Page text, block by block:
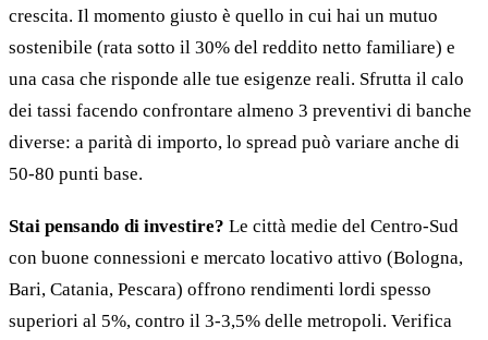
crescita. Il momento giusto è quello in cui hai un mutuo
sostenibile (rata sotto il 30% del reddito netto familiare) e
una casa che risponde alle tue esigenze reali. Sfrutta il calo
dei tassi facendo confrontare almeno 3 preventivi di banche
diverse: a parità di importo, lo spread può variare anche di
50-80 punti base.
Stai pensando di investire? Le città medie del Centro-Sud
con buone connessioni e mercato locativo attivo (Bologna,
Bari, Catania, Pescara) offrono rendimenti lordi spesso
superiori al 5%, contro il 3-3,5% delle metropoli. Verifica